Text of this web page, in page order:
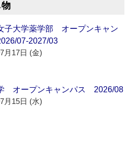
子大学薬学部 オープンキャン
07-2027/03
月17日 (金)
オープンキャンパス 2026/08
月15日 (水)